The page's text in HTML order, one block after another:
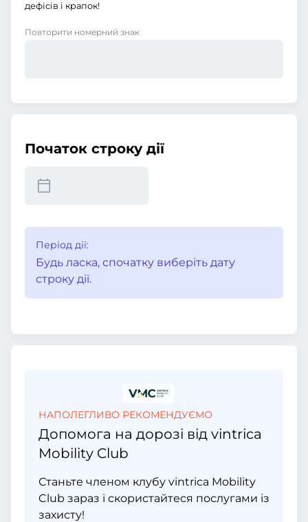
дефісів і крапок!
Повторити номерний знак
Початок строку дії
Період дії:
Будь ласка, спочатку виберіть дату
строку дії.
НАПОЛЕГЛИВО РЕКОМЕНДУЄМО
Допомога на дорозі від vintrica
Mobility Club
Станьте членом клубу vintrica Mobility
Club зараз і скористайтеся послугами із
захисту!